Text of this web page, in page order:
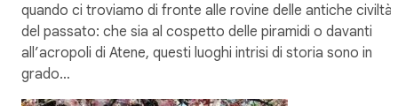
quando ci troviamo di fronte alle rovine delle antiche civiltà
del passato: che sia al cospetto delle piramidi o davanti
all’acropoli di Atene, questi luoghi intrisi di storia sono in
grado…